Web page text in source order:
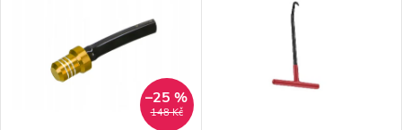
148 Kč
–25 %